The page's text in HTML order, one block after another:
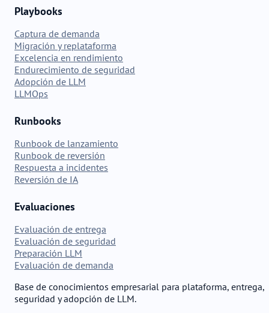
Playbooks
Captura de demanda
Migración y replataforma
Excelencia en rendimiento
Endurecimiento de seguridad
Adopción de LLM
LLMOps
Runbooks
Runbook de lanzamiento
Runbook de reversión
Respuesta a incidentes
Reversión de IA
Evaluaciones
Evaluación de entrega
Evaluación de seguridad
Preparación LLM
Evaluación de demanda
Base de conocimientos empresarial para plataforma, entrega,
seguridad y adopción de LLM.